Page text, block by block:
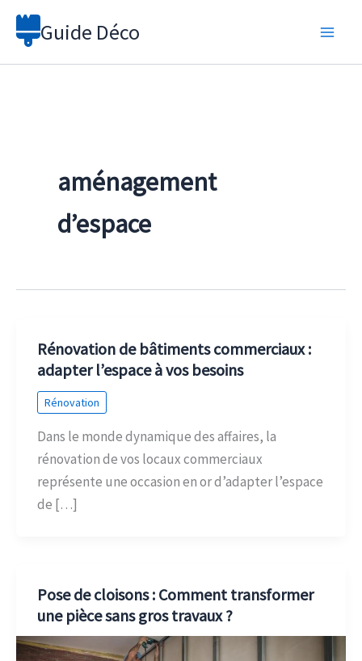
Aller
Guide Déco
aménagement
d’espace
Rénovation de bâtiments commerciaux :
adapter l’espace à vos besoins
Rénovation
Dans le monde dynamique des affaires, la
rénovation de vos locaux commerciaux
représente une occasion en or d’adapter l’espace
de […]
Pose de cloisons : Comment transformer
une pièce sans gros travaux ?